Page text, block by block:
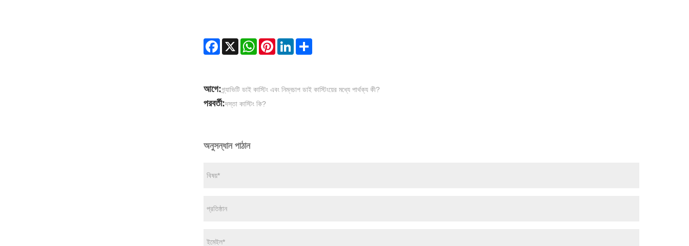
Facebook
X WhatsAppPinterestLinkedIn
আগে:গ্র্যাভিটি ডাই কাস্টিং এবং নিম্নচাপ ডাই কাস্টিংয়ের মধ্যে পার্থক্য কী?
পরবর্তী:দস্তা কাস্টিং কি?
অনুসন্ধান পাঠান